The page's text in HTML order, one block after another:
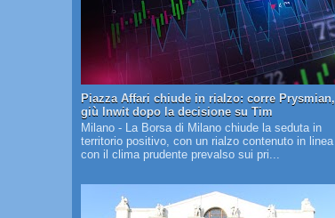
Piazza Affari chiude in rialzo: corre Prysmian,
giù Inwit dopo la decisione su Tim
Milano - La Borsa di Milano chiude la seduta in
territorio positivo, con un rialzo contenuto in linea
con il clima prudente prevalso sui pri...